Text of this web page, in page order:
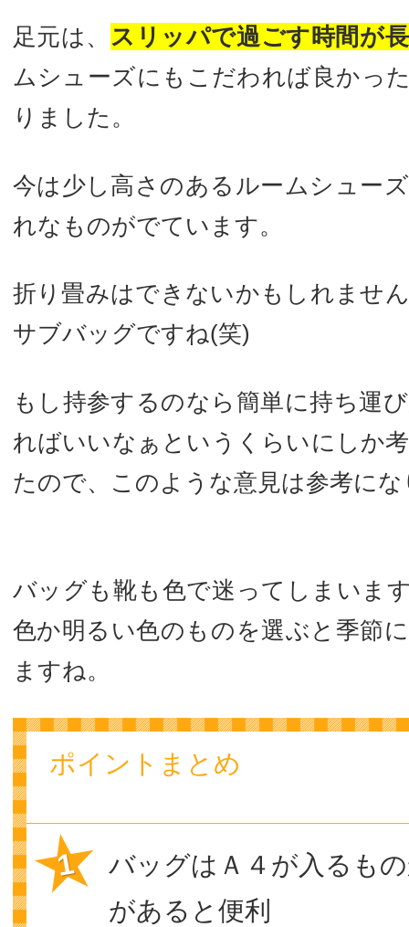
足元は、 スリッパで過ごす時間が
ムシューズにもこだわれば良かっ
りました。
今は少し高さのあるルームシュー
れなものがでています。
折り畳みはできないかもしれませ
サブバッグですね(笑)
もし持参するのなら簡単に持ち運
ればいいなぁというくらいにしか
たので、このような意見は参考に
バッグも靴も色で迷ってしまいま
色か明るい色のものを選ぶと季節
ますね。
ポイントまとめ
バッグはＡ４が入るも
があると便利